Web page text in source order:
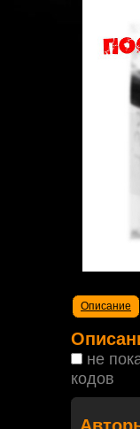
Описание
не
кодов